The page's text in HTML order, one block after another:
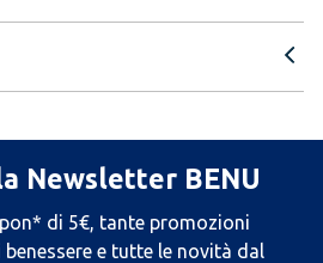
Newsletter BENU
di 5€, tante promozioni
e tutte le novità dal